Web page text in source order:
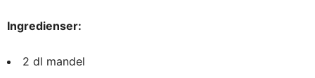
Ingredienser:
2 dl mandel